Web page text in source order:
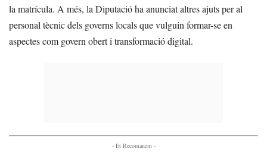
la matrícula. A més, la Diputació ha anunciat altres ajuts per al
personal tècnic dels governs locals que vulguin formar-se en
aspectes com govern obert i transformació digital.
- Et Recomanem -